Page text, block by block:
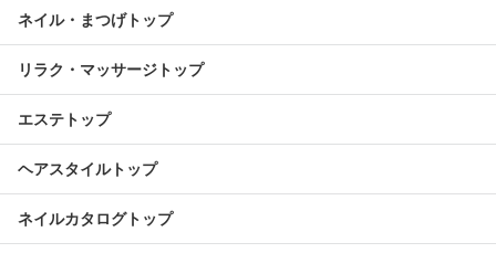
ネイル・まつげトップ
リラク・マッサージトップ
エステトップ
ヘアスタイルトップ
ネイルカタログトップ